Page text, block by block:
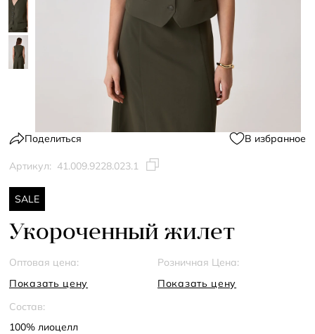
Поделиться В избранное
Артикул: 41.009.9228.023.1
SALE
Укороченный жилет
Оптовая цена:
Показать цену
Розничная Цена:
Показать цену
Состав:
100% лиоцелл